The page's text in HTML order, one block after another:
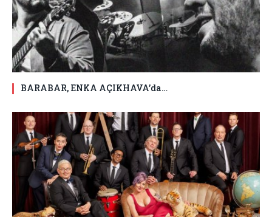
BARABAR, ENKA AÇIKHAVA’da…